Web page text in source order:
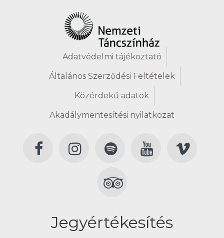
Adatvédelmi tájékoztató
Általános Szerződési Feltételek
Közérdekű adatok
Akadálymentesítési nyilatkozat
Jegyértékesítés